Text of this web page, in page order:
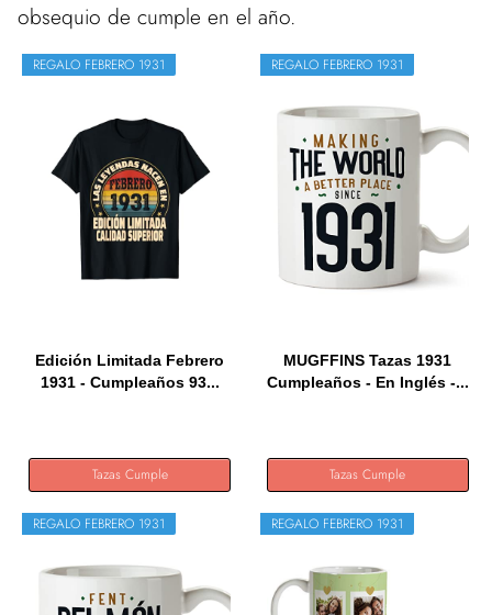
obsequio de cumple en el año.
REGALO FEBRERO 1931
Edición Limitada Febrero
1931 - Cumpleaños 93...
Tazas Cumple
REGALO FEBRERO 1931
MUGFFINS Tazas 1931
Cumpleaños - En Inglés -...
Tazas Cumple
REGALO FEBRERO 1931 REGALO FEBRERO 1931